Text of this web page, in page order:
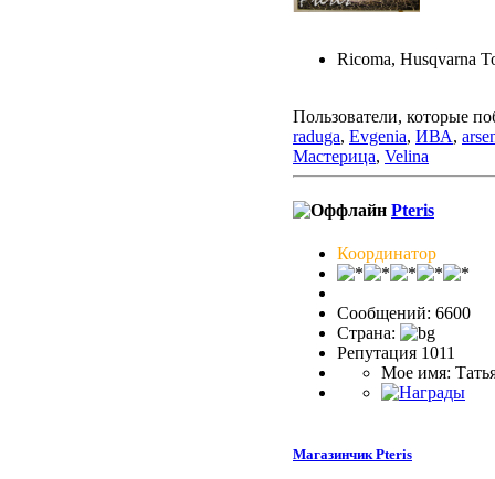
Ricoma, Husqvarna
Пользователи, которые
raduga, Evgenia, ИВА,
Мастерица, Velina
Pteris
Координатор
Сообщений: 6600
Страна:
Репутация 1011
Мое имя:
Магазинчик Pteris